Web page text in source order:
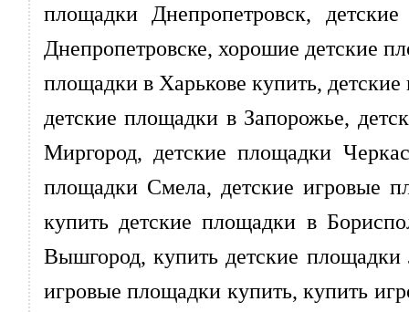
площадки Днепропетровск,
Днепропетровске, хорошие детские
площадки в Харькове купить,
детские площадки в Запорожье,
Миргород, детские площадки
площадки Смела, детские игровые
купить детские площадки в
Вышгород, купить детские
игровые площадки купить, купить